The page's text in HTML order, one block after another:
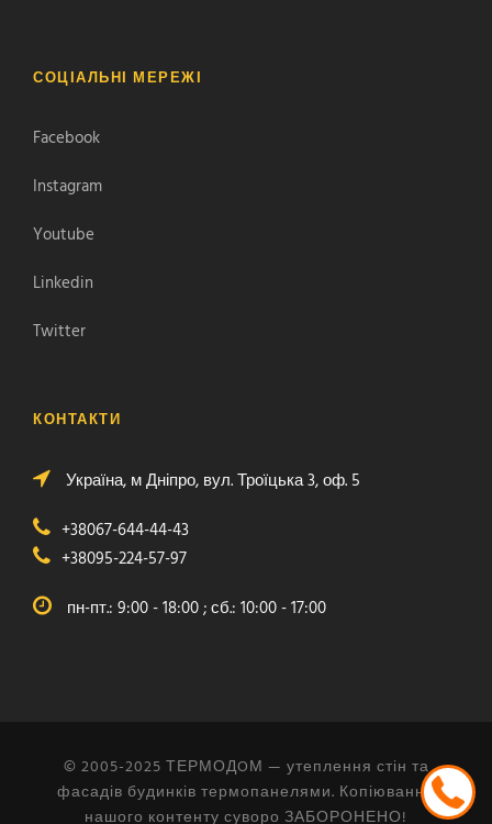
СОЦІАЛЬНІ МЕРЕЖІ
Facebook
Instagram
Youtube
Linkedin
Twitter
КОНТАКТИ
Україна, м Дніпро, вул. Троїцька 3, оф. 5
+38067-644-44-43
+38095-224-57-97
пн-пт.: 9:00 - 18:00 ; сб.: 10:00 - 17:00
© 2005-2025 ТЕРМОДOМ — утеплення стін та
фасадів будинків термопанелями. Копіювання
нашого контенту суворо ЗАБОРОНЕНО!